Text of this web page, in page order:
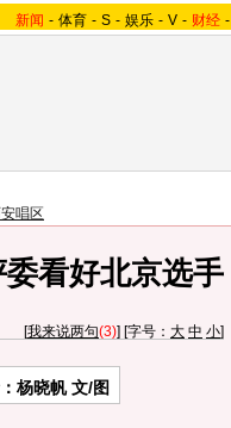
新闻 - 体育 - S - 娱乐 - V - 财经 -
唱区
看好北京选手
[我来说两句(3)] [字号： 大 中 小]
杨晓帆 文/图